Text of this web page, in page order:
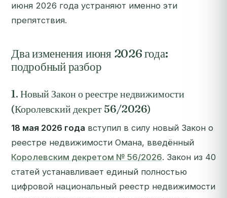
июня 2026 года устраняют именно эти
препятствия.
Два изменения июня 2026 года:
подробный разбор
1. Новый Закон о реестре недвижимости
(Королевский декрет 56/2026)
18 мая 2026 года вступил в силу новый Закон о
реестре недвижимости Омана, введённый
Королевским декретом № 56/2026. Закон из 40
статей устанавливает единый полностью
цифровой национальный реестр недвижимости